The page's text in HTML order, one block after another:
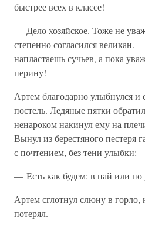
быстрее всех в классе!
— Дело хозяйское. Тоже не
степенно согласился великан.
напластаешь сучьев, а пока
перину!
Артем благодарно улыбнулся
постель. Ледяные пятки
ненароком накинул ему на
Вынул из берестяного пестеря
с почтением, без тени улыбки:
— Есть как будем: в пай или по
Артем сглотнул слюну в горло,
потерял.